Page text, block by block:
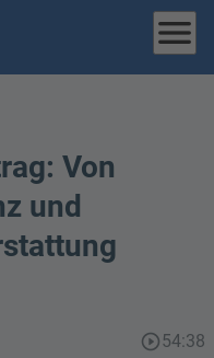
menu
Von
und
play_circle_outline54:38